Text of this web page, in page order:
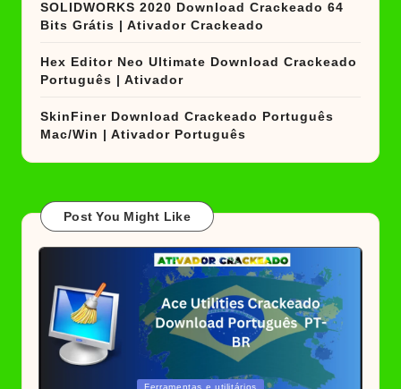
SOLIDWORKS 2020 Download Crackeado 64
Bits Grátis | Ativador Crackeado
Hex Editor Neo Ultimate Download Crackeado
Português | Ativador
SkinFiner Download Crackeado Português
Mac/Win | Ativador Português
Post You Might Like